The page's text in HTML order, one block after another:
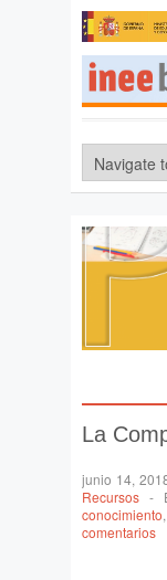
La
junio 14,
Recursos -
conocimiento,
comentarios